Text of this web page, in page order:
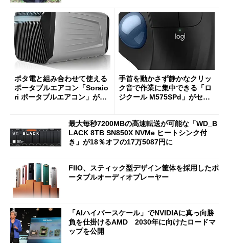
ポタ電と組み合わせて使える
ポータブルエアコン「Soraio
ri ポータブルエアコン」がセ
手首を動かさず静かなクリッ
ク音で作業に集中できる「ロ
ジクール M575SPd」がセー
最大毎秒7200MBの高速転送が可能な「WD_B
LACK 8TB SN850X NVMe ヒートシンク付
き」が18％オフの17万5087円に
FIIO、スティック型デザイン筐体を採用したポ
ータブルオーディオプレーヤー
「AIハイパースケール」でNVIDIAに真っ向勝
負を仕掛けるAMD 2030年に向けたロードマ
ップを公開